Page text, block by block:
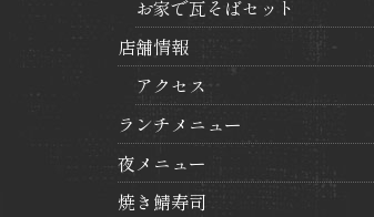
ン
お家で瓦そばセット
店舗情報
アクセス
ランチメニュー
夜メニュー
焼き鯖寿司